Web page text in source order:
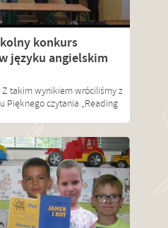
konkurs
języku angielskim
takim wynikiem wróciliśmy z
Pięknego czytania „Reading